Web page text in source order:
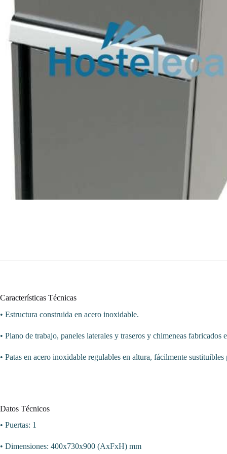
Características Técnicas
• Estructura construida en acero inoxidable.
• Plano de trabajo, paneles laterales y traseros y chimeneas
• Patas en acero inoxidable regulables en altura, fácilmente
Datos Técnicos
• Puertas: 1
• Dimensiones: 400x730x900 (AxFxH) mm